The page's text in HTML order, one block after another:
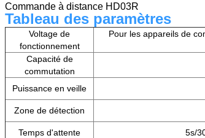
Commande à distance HD03R
Tableau des paramètres
Voltage de
fonctionnement
Pour les appareils de
Capacité de
commutation
Puissance en veille
Zone de détection
Temps d'attente
5s/